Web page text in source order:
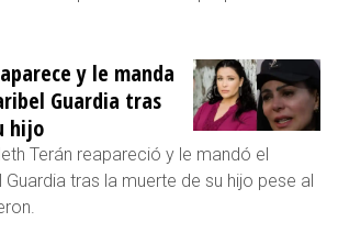
y le manda
Guardia tras
hijo
Terán reapareció y le mandó el
tras la muerte de su hijo pese al